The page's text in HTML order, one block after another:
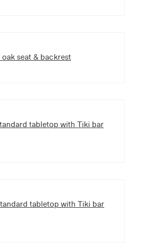
seat & backrest
tabletop with Tiki bar
tabletop with Tiki bar